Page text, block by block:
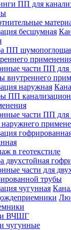
ПП для
ПП
части ПП
внутреннего
ПП
части ПП для
наружнего
в геотекстиле
двухстойная
части для
трубы
ВЧШГ
чугунные